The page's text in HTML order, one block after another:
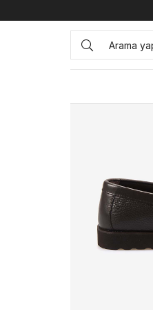
Anasayfa ERKEK